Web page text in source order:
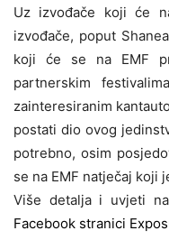
Uz izvođače koji će
izvođače, poput
koji će se na EMF
partnerskim
zainteresiranim
postati dio ovog
potrebno, osim
se na EMF natječaj koji
Više detalja i uvjeti
Facebook stranici